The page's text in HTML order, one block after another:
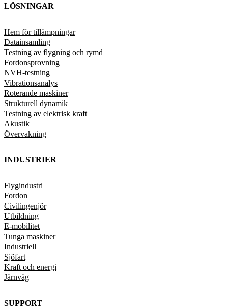
LÖSNINGAR
Hem för tillämpningar
Datainsamling
Testning av flygning och rymd
Fordonsprovning
NVH-testning
Vibrationsanalys
Roterande maskiner
Strukturell dynamik
Testning av elektrisk kraft
Akustik
Övervakning
INDUSTRIER
Flygindustri
Fordon
Civilingenjör
Utbildning
E-mobilitet
Tunga maskiner
Industriell
Sjöfart
Kraft och energi
Järnväg
SUPPORT